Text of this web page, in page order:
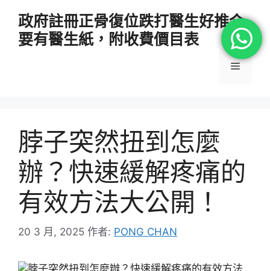
政府註冊正骨復位跌打醫生好推介
要有醫生紙，附收費價目表
選
脖子突然扭到怎麼
辦？快速緩解疼痛的
有效方法大公開！
20 3 月, 2025 作者: PONG CHAN